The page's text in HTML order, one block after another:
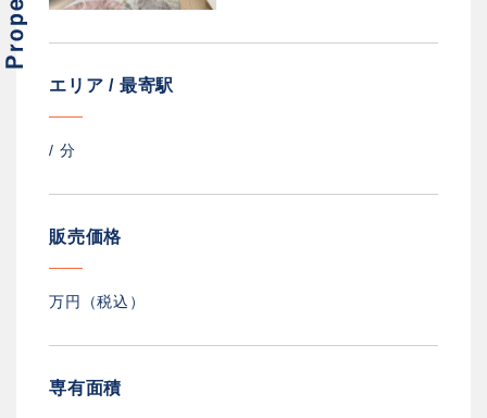
エリア / 最寄駅
/ 分
販売価格
万円（税込）
専有面積